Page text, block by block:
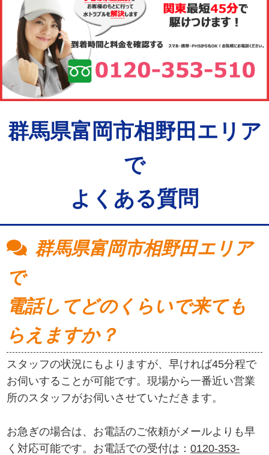
群馬県富岡市相野田エリア
で
よくある質問
群馬県富岡市相野田エリア
で
電話してどのくらいで来ても
らえますか？
スタッフの状況にもよりますが、早ければ45分程で
お伺いすることが可能です。現場から一番近い営業
所のスタッフがお伺いさせていただきます。
お急ぎの場合は、お電話のご依頼がメールよりも早
く対応可能です。お電話での受付は：0120-353-